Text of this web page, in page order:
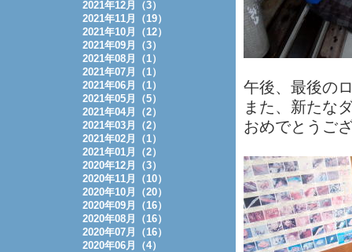
午後、最後の
また、新たな
おめでとうご
2021年12月（3）
2021年11月（19）
2021年10月（12）
2021年09月（3）
2021年08月（1）
2021年07月（1）
2021年06月（1）
2021年05月（5）
2021年04月（2）
2021年03月（2）
2021年02月（1）
2021年01月（2）
2020年12月（3）
2020年11月（10）
2020年10月（20）
2020年09月（16）
2020年08月（16）
2020年07月（16）
2020年06月（4）